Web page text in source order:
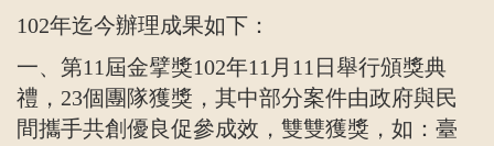
102年迄今辦理成果如下：
一、第11 屆金擘獎102年11 月 11 日舉行頒獎典
禮， 23個團隊獲獎，其中部分案件由政府與民
間攜手共創優良促參成效，雙雙獲獎，如：臺